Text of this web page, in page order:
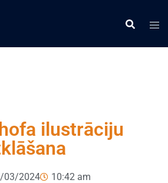
ilustrāciju
03/2024 10:42 am